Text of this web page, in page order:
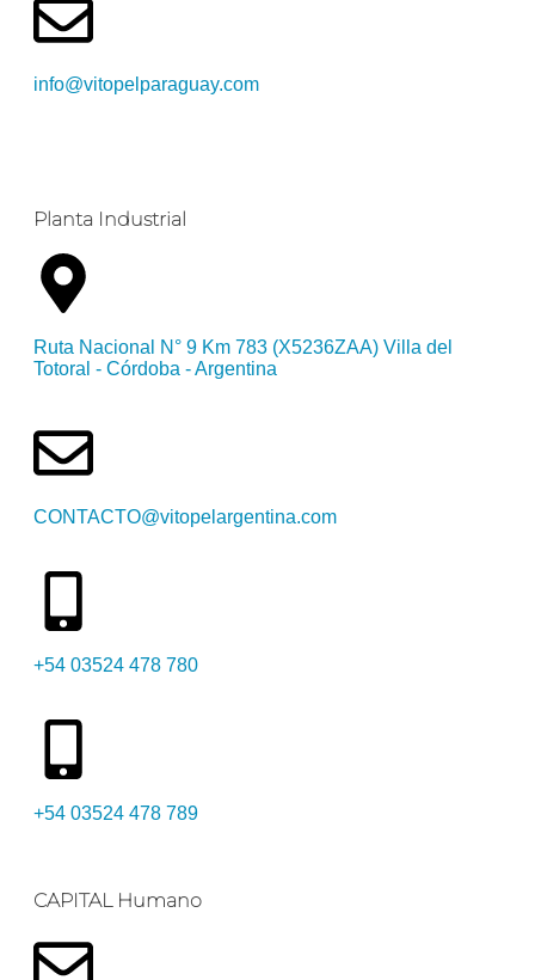
info@vitopelparaguay.com
Planta Industrial
Ruta Nacional N° 9 Km 783 (X5236ZAA) Villa del
Totoral - Córdoba - Argentina
CONTACTO@vitopelargentina.com
+54 03524 478 780​
+54 03524 478 789​
CAPITAL Humano